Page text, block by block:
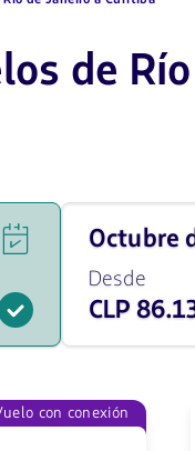
de
Viaja
en
octubre
de
2026
86137
octubre
Desde
CLP
con conexión